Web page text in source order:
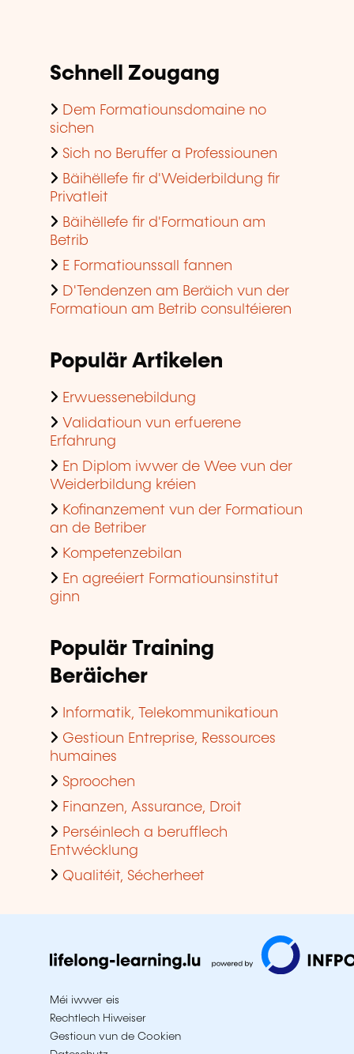
Schnell Zougang
Dem Formatiounsdomaine no
sichen
Sich no Beruffer a Professiounen
Bäihëllefe fir d'Weiderbildung fir
Privatleit
Bäihëllefe fir d'Formatioun am
Betrib
E Formatiounssall fannen
D'Tendenzen am Beräich vun der
Formatioun am Betrib consultéieren
Populär Artikelen
Erwuessenebildung
Validatioun vun erfuerene
Erfahrung
En Diplom iwwer de Wee vun der
Weiderbildung kréien
Kofinanzement vun der Formatioun
an de Betriber
Kompetenzebilan
En agreéiert Formatiounsinstitut
ginn
Populär Training
Beräicher
Informatik, Telekommunikatioun
Gestioun Entreprise, Ressources
humaines
Sproochen
Finanzen, Assurance, Droit
Perséinlech a berufflech
Entwécklung
Qualitéit, Sécherheet
Méi iwwer eis
Rechtlech Hiweiser
Gestioun vun de Cookien